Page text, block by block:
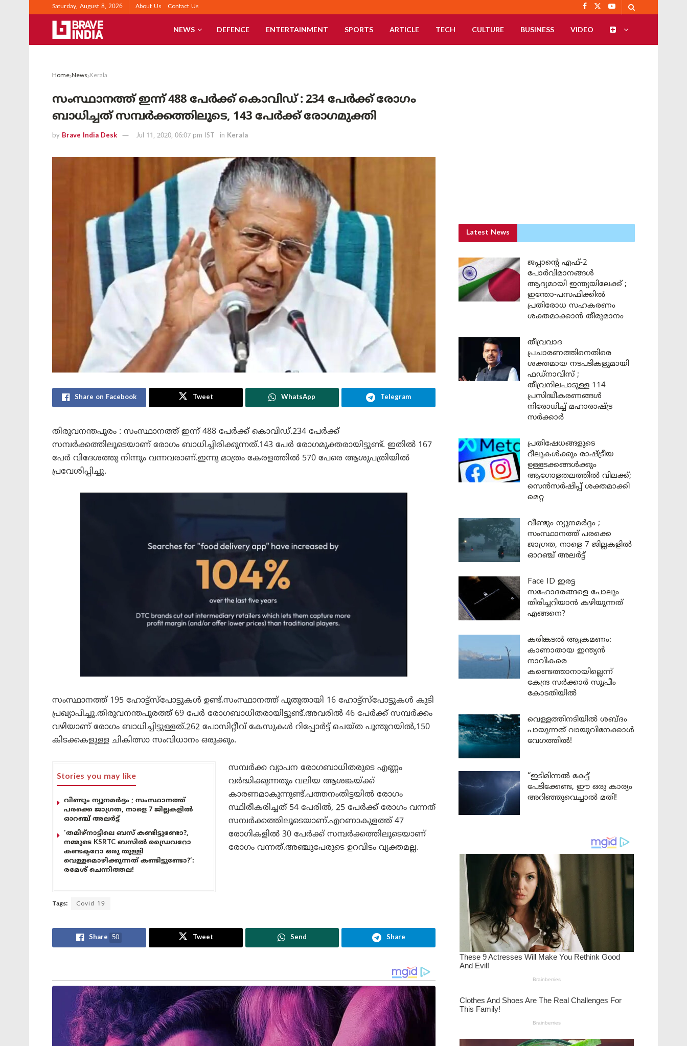
Saturday, August 8, 2026 About Us Contact Us
NEWS DEFENCE ENTERTAINMENT SPORTS ARTICLE TECH CULTURE BUSINESS VIDEO
Home News Kerala
സംസ്ഥാനത്ത് ഇന്ന് 488 പേർക്ക് കൊവിഡ് : 234 പേർക്ക് രോഗം
ബാധിച്ചത് സമ്പർക്കത്തിലൂടെ, 143 പേർക്ക് രോഗമുക്തി
by Brave India Desk Jul 11, 2020, 06:07 pm IST in Kerala
Share on Facebook Tweet WhatsApp Telegram
തിരുവനന്തപുരം : സംസ്ഥാനത്ത് ഇന്ന് 488 പേർക്ക് കൊവിഡ്.234 പേർക്ക്
സമ്പർക്കത്തിലൂടെയാണ് രോഗം ബാധിച്ചിരിക്കുന്നത്.143 പേർ രോഗമുക്തരായിട്ടുണ്ട്. ഇതിൽ 167
പേർ വിദേശത്തു നിന്നും വന്നവരാണ്.ഇന്നു മാത്രം കേരളത്തിൽ 570 പേരെ ആശുപത്രിയിൽ
പ്രവേശിപ്പിച്ചു.
സംസ്ഥാനത്ത് 195 ഹോട്ട്സ്പോട്ടുകൾ ഉണ്ട്.സംസ്ഥാനത്ത് പുതുതായി 16 ഹോട്ട്സ്പോട്ടുകൾ കൂടി
പ്രഖ്യാപിച്ചു.തിരുവനന്തപുരത്ത് 69 പേർ രോഗബാധിതരായിട്ടുണ്ട്.അവരിൽ 46 പേർക്ക് സമ്പർക്കം
വഴിയാണ് രോഗം ബാധിച്ചിട്ടുള്ളത്.262 പോസിറ്റീവ് കേസുകൾ റിപ്പോർട്ട് ചെയ്ത പൂന്തുറയിൽ,150
കിടക്കകളുള്ള ചികിത്സാ സംവിധാനം ഒരുക്കും.
Stories you may like
വീണ്ടും ന്യൂനമർദ്ദം ; സംസ്ഥാനത്ത്
പരക്കെ ജാഗ്രത, നാളെ 7 ജില്ലകളിൽ
ഓറഞ്ച് അലർട്ട്
‘തമിഴ്‌നാട്ടിലെ ബസ് കണ്ടിട്ടുണ്ടോ?,
നമ്മുടെ KSRTC ബസിൽ ഡ്രൈവറോ
കണ്ടക്ടറോ ഒരു തുള്ളി
വെള്ളമൊഴിക്കുന്നത് കണ്ടിട്ടുണ്ടോ?’:
രമേശ് ചെന്നിത്തല!
സമ്പര്‍ക്ക വ്യാപന രോഗബാധിതരുടെ എണ്ണം
വര്‍ദ്ധിക്കുന്നതും വലിയ ആശങ്കയ്ക്ക്
കാരണമാകുന്നുണ്ട്.പത്തനംതിട്ടയിൽ രോഗം
സ്ഥിരീകരിച്ചത് 54 പേരിൽ, 25 പേർക്ക് രോഗം വന്നത്
സമ്പർക്കത്തിലൂടെയാണ്.എറണാകുളത്ത് 47
രോഗികളിൽ 30 പേർക്ക് സമ്പർക്കത്തിലൂടെയാണ്
രോഗം വന്നത്.അഞ്ചുപേരുടെ ഉറവിടം വ്യക്തമല്ല.
Tags: Covid 19
Share 50 Tweet Send Share
Latest News
ജപ്പാന്റെ എഫ്-2
പോർവിമാനങ്ങൾ
ആദ്യമായി ഇന്ത്യയിലേക്ക് ;
ഇന്തോ-പസഫിക്കിൽ
പ്രതിരോധ സഹകരണം
ശക്തമാക്കാൻ തീരുമാനം
തീവ്രവാദ
പ്രചാരണത്തിനെതിരെ
ശക്തമായ നടപടികളുമായി
ഫഡ്നാവിസ് ;
തീവ്രനിലപാടുള്ള 114
പ്രസിദ്ധീകരണങ്ങൾ
നിരോധിച്ച് മഹാരാഷ്ട്ര
സർക്കാർ
പ്രതിഷേധങ്ങളുടെ
റീലുകൾക്കും രാഷ്ട്രീയ
ഉള്ളടക്കങ്ങൾക്കും
ആഗോളതലത്തിൽ വിലക്ക്;
സെൻസർഷിപ്പ് ശക്തമാക്കി
മെറ്റ
വീണ്ടും ന്യൂനമർദ്ദം ;
സംസ്ഥാനത്ത് പരക്കെ
ജാഗ്രത, നാളെ 7 ജില്ലകളിൽ
ഓറഞ്ച് അലർട്ട്
Face ID ഇരട്ട
സഹോദരങ്ങളെ പോലും
തിരിച്ചറിയാൻ കഴിയുന്നത്
എങ്ങനെ?
കരിങ്കടൽ ആക്രമണം:
കാണാതായ ഇന്ത്യൻ
നാവികരെ
കണ്ടെത്താനായില്ലെന്ന്
കേന്ദ്ര സർക്കാർ സുപ്രീം
കോടതിയിൽ
വെള്ളത്തിനടിയിൽ ശബ്ദം
പായുന്നത് വായുവിനേക്കാൾ
വേഗത്തിൽ!
“ഇടിമിന്നൽ കേട്ട്
പേടിക്കേണ്ട, ഈ ഒരു കാര്യം
അറിഞ്ഞുവെച്ചാൽ മതി!